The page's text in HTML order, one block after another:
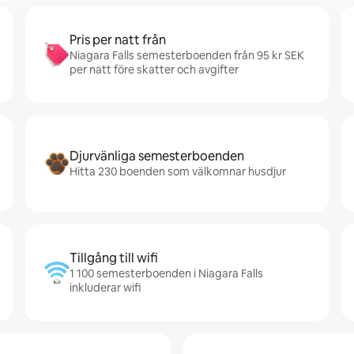
Pris per natt från
Niagara Falls semesterboenden från 95 kr SEK
per natt före skatter och avgifter
Djurvänliga semesterboenden
Hitta 230 boenden som välkomnar husdjur
Tillgång till wifi
1 100 semesterboenden i Niagara Falls
inkluderar wifi